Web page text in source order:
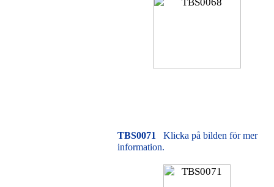
TBS0071
Klicka på bilden för mer
information.